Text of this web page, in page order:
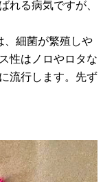
れる病気ですが、
、細菌が繁殖しや
性はノロやロタな
流行します。先ず